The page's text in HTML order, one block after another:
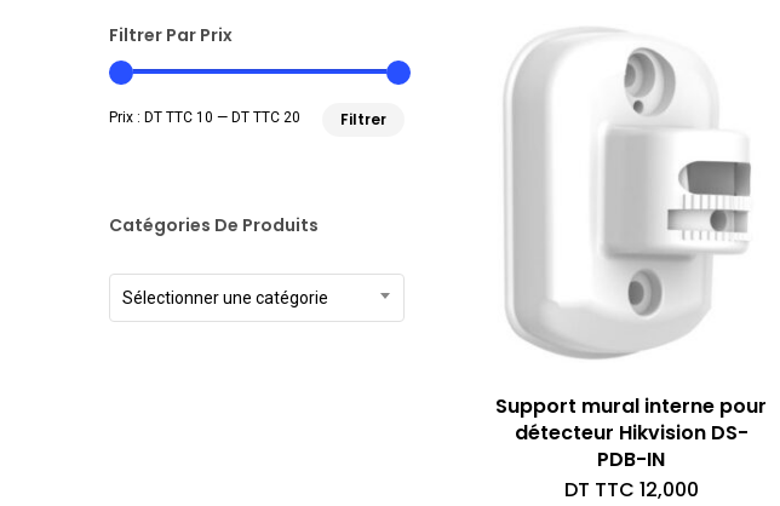
Filtrer Par Prix
Filtrer
Prix : DT TTC 10 — DT TTC 20
Catégories De Produits
Sélectionner une catégorie
Support mural interne pour
détecteur Hikvision DS-
PDB-IN
DT TTC 12,000